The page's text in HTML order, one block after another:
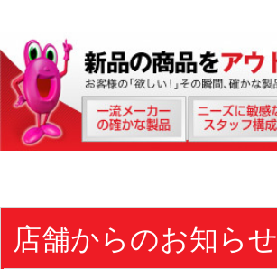
店舗からのお知らせ